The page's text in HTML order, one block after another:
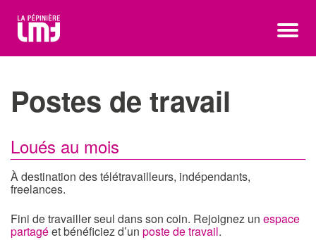
Postes de travail
Loués au mois
À destination des télétravailleurs, indépendants,
freelances.
Fini de travailler seul dans son coin. Rejoignez un espace
partagéet bénéficiez d’un poste de travail.